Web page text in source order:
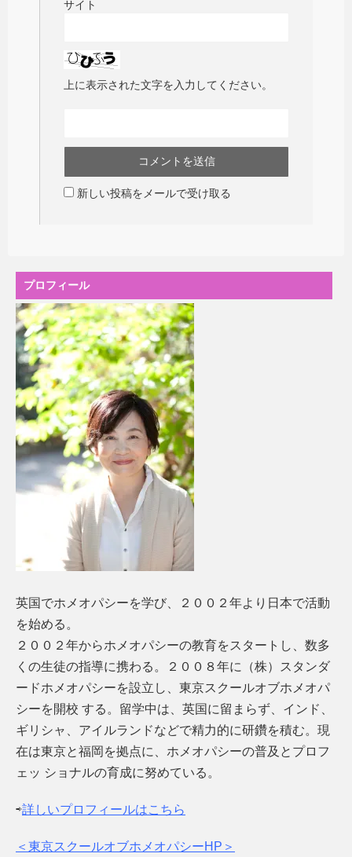
サイト
上に表示された文字を入力してください。
新しい投稿をメールで受け取る
プロフィール
英国でホメオパシーを学び、２００２年より日本で活動
を始める。
２００２年からホメオパシーの教育をスタートし、数多
くの生徒の指導に携わる。２００８年に（株）スタンダ
ードホメオパシーを設立し、東京スクールオブホメオパ
シーを開校 する。留学中は、英国に留まらず、インド、
ギリシャ、アイルランドなどで精力的に研鑽を積む。現
在は東京と福岡を拠点に、ホメオパシーの普及とプロフ
ェッ ショナルの育成に努めている。
⇨詳しいプロフィールはこちら
＜東京スクールオブホメオパシーHP＞